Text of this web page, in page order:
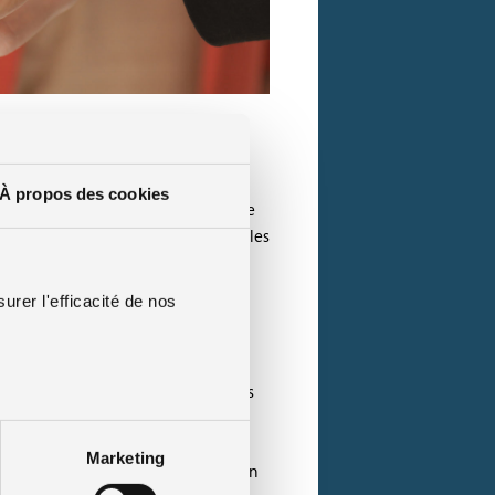
À propos des cookies
l'efficacité de nos
Marketing
doivent être appliquées par le
ci a en effet pour but de couvrir les
responsabilité civile. Ainsi, les
Attention, toutes les
individuellement chaque
en plus une assurance habitation